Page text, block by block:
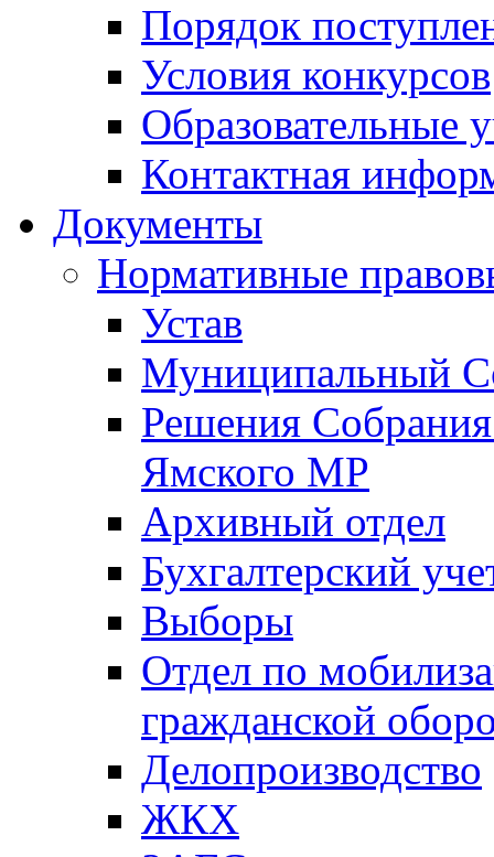
Порядок
Условия конкурсов
Образовательные
Контактная
Документы
Нормативные
Устав
Муниципальный
Решения
Ямского МР
Архивный отдел
Бухгалтерский
Выборы
Отдел по
гражданской
Делопроизводство
ЖКХ